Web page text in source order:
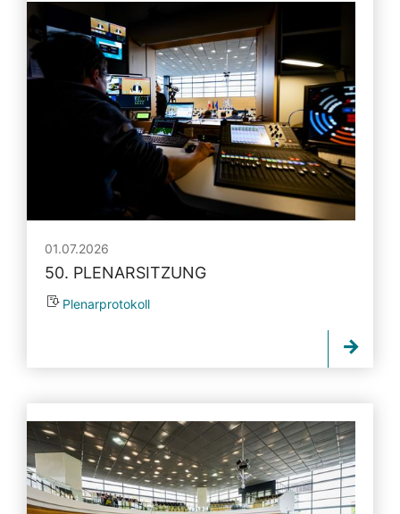
01.07.2026
50. PLENARSITZUNG
Plenarprotokoll